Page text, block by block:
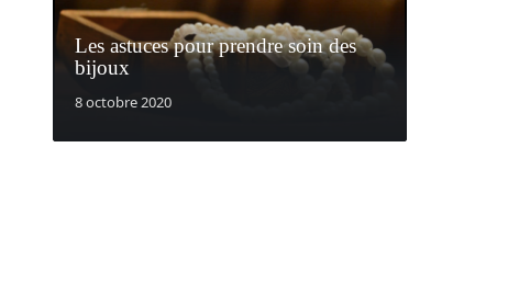
Les astuces pour prendre soin des
bijoux
8 octobre 2020